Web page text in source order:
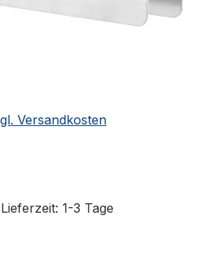
Versandkosten
1-3 Tage